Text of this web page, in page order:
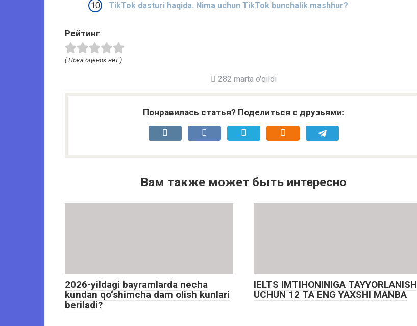
TikTok dasturi haqida. Nima uchun TikTok bunchalik mashhur?
Рейтинг
( Пока оценок нет )
282 marta o'qildi
Понравилась статья? Поделиться с друзьями:
Вам также может быть интересно
2026-yildagi bayramlarda necha
kundan qo‘shimcha dam olish kunlari
beriladi?
IELTS IMTIHONINIGA TAYYORLANISH
UCHUN 12 TA ENG YAXSHI MANBA